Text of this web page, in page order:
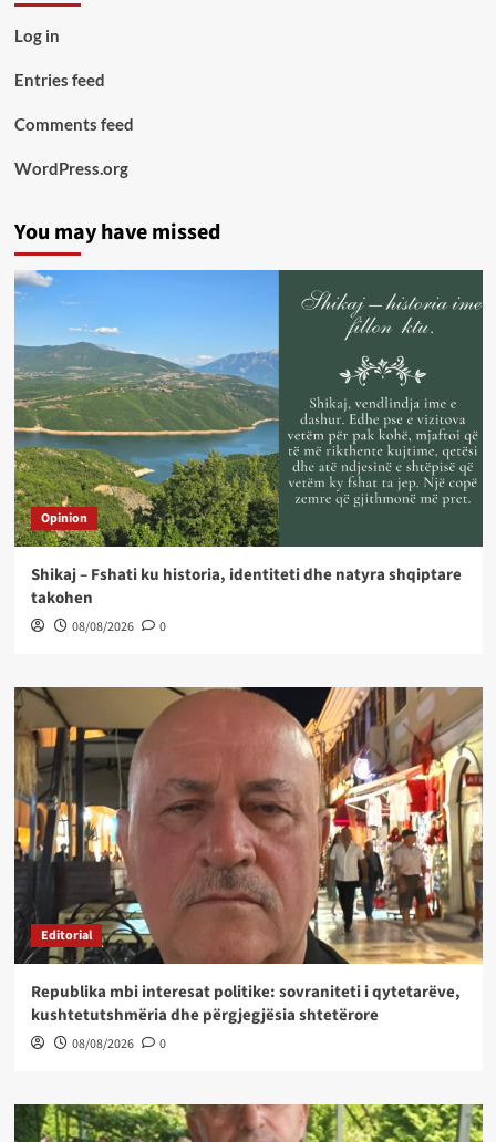
Log in
Entries feed
Comments feed
WordPress.org
You may have missed
Opinion
Shikaj – Fshati ku historia, identiteti dhe natyra shqiptare
takohen
08/08/2026 0
Editorial
Republika mbi interesat politike: sovraniteti i qytetarëve,
kushtetutshmëria dhe përgjegjësia shtetërore
08/08/2026 0